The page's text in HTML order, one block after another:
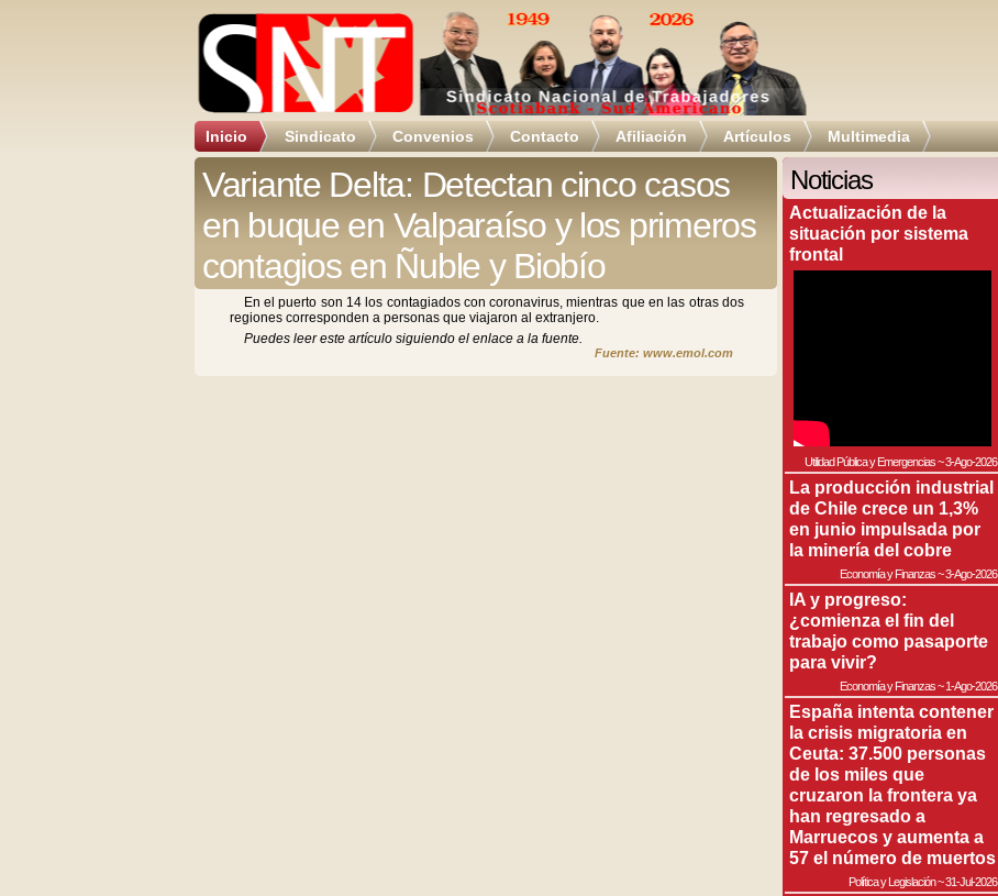
Inicio Sindicato Convenios Contacto Afiliación Artículos Multimedia
Variante Delta: Detectan cinco casos
en buque en Valparaíso y los primeros
contagios en Ñuble y Biobío
En el puerto son 14 los contagiados con coronavirus, mientras que en las otras dos
regiones corresponden a personas que viajaron al extranjero.
Puedes leer este artículo siguiendo el enlace a la fuente.
Fuente: www.emol.com
Noticias
Actualización de la
situación por sistema
frontal
Utilidad Pública y Emergencias~3-Ago-2026
La producción industrial
de Chile crece un 1,3%
en junio impulsada por
la minería del cobre
Economía y Finanzas~3-Ago-2026
IA y progreso:
¿comienza el fin del
trabajo como pasaporte
para vivir?
Economía y Finanzas~1-Ago-2026
España intenta contener
la crisis migratoria en
Ceuta: 37.500 personas
de los miles que
cruzaron la frontera ya
han regresado a
Marruecos y aumenta a
57 el número de muertos
Política y Legislación~31-Jul-2026